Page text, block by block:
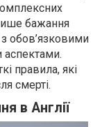
бажання
з обов’язковими
аспектами.
правила, які
смерті.
в Англії